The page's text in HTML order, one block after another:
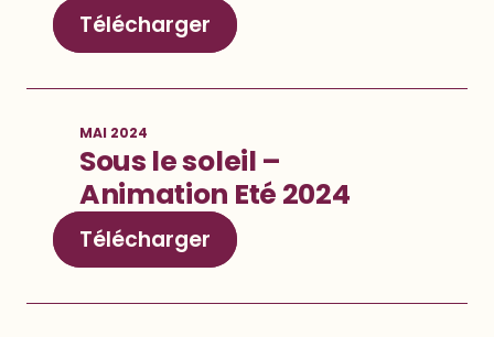
Télécharger
MAI 2024
Sous le soleil –
Animation Eté 2024
Télécharger